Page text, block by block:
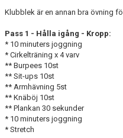
Klubblek är en annan bra övning
Pass 1 - Hålla igång - Kropp:
* 10 minuters joggning
* Cirkelträning x 4 varv
** Burpees 10st
** Sit-ups 10st
** Armhävning 5st
** Knäböj 10st
** Plankan 30 sekunder
* 10 minuters joggning
* Stretch